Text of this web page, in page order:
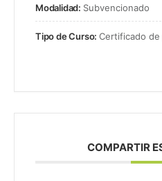
Modalidad: Subvencionado
Tipo de Curso: Certificado
COMPARTIR